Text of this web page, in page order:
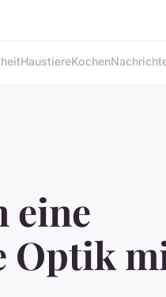
HaustiereKochen
eine
Optik